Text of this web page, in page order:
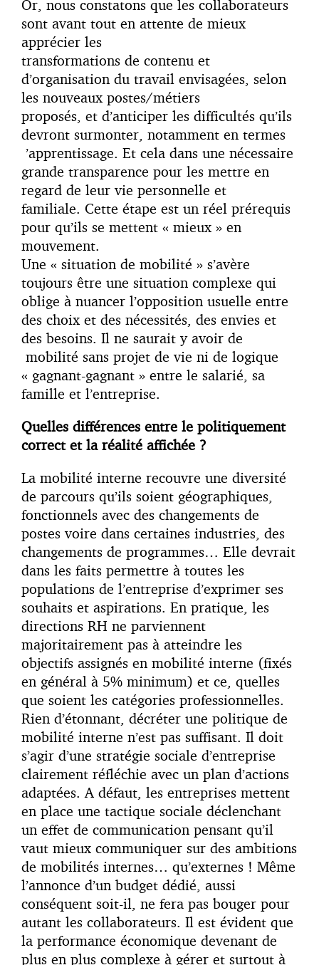
Or, nous constatons que les collaborateurs
sont avant tout en attente de mieux
apprécier les
transformations de contenu et
d’organisation du travail envisagées, selon
les nouveaux postes/métiers
proposés, et d’anticiper les difficultés qu’ils
devront surmonter, notamment en termes
’apprentissage. Et cela dans une nécessaire
grande transparence pour les mettre en
regard de leur vie personnelle et
familiale. Cette étape est un réel prérequis
pour qu’ils se mettent « mieux » en
mouvement.
Une « situation de mobilité » s’avère
toujours être une situation complexe qui
oblige à nuancer l’opposition usuelle entre
des choix et des nécessités, des envies et
des besoins. Il ne saurait y avoir de
mobilité sans projet de vie ni de logique
« gagnant-gagnant » entre le salarié, sa
famille et l’entreprise.
Quelles différences entre le politiquement
correct et la réalité affichée ?
La mobilité interne recouvre une diversité
de parcours qu’ils soient géographiques,
fonctionnels avec des changements de
postes voire dans certaines industries, des
changements de programmes… Elle devrait
dans les faits permettre à toutes les
populations de l’entreprise d’exprimer ses
souhaits et aspirations. En pratique, les
directions RH ne parviennent
majoritairement pas à atteindre les
objectifs assignés en mobilité interne (fixés
en général à 5% minimum) et ce, quelles
que soient les catégories professionnelles.
Rien d’étonnant, décréter une politique de
mobilité interne n’est pas suffisant. Il doit
s’agir d’une stratégie sociale d’entreprise
clairement réfléchie avec un plan d’actions
adaptées. A défaut, les entreprises mettent
en place une tactique sociale déclenchant
un effet de communication pensant qu’il
vaut mieux communiquer sur des ambitions
de mobilités internes… qu’externes ! Même
l’annonce d’un budget dédié, aussi
conséquent soit-il, ne fera pas bouger pour
autant les collaborateurs. Il est évident que
la performance économique devenant de
plus en plus complexe à gérer et surtout à